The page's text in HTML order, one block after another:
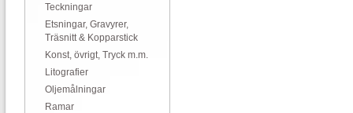
Teckningar
Etsningar, Gravyrer,
Träsnitt & Kopparstick
Konst, övrigt, Tryck m.m.
Litografier
Oljemålningar
Ramar